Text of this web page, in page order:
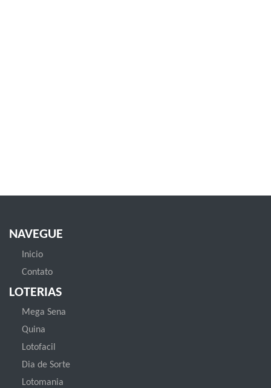
NAVEGUE
Inicio
Contato
LOTERIAS
Mega Sena
Quina
Lotofacil
Dia de Sorte
Lotomania